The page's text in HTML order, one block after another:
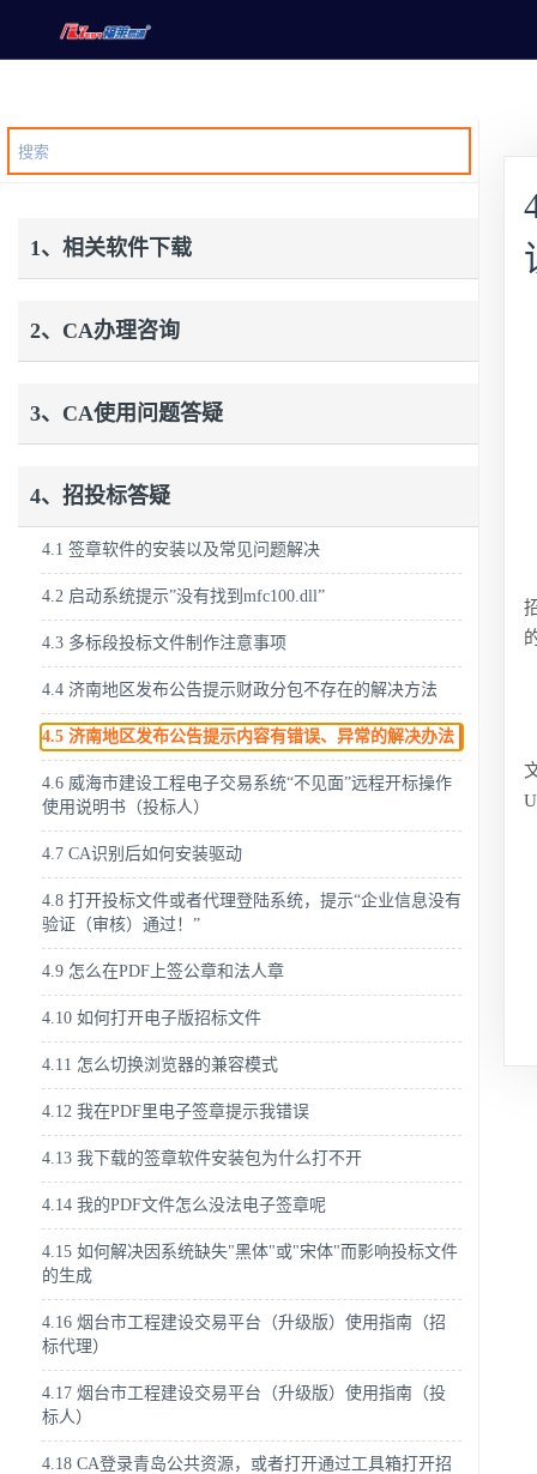
1、相关软件下载
2、CA办理咨询
3、CA使用问题答疑
4、招投标答疑
4.1 签章软件的安装以及常见问题解决
4.2 启动系统提示”没有找到mfc100.dll”
4.3 多标段投标文件制作注意事项
4.4 济南地区发布公告提示财政分包不存在的解决方法
4.5 济南地区发布公告提示内容有错误、异常的解决办法
4.6 威海市建设工程电子交易系统“不见面”远程开标操作
使用说明书（投标人）
4.7 CA识别后如何安装驱动
4.8 打开投标文件或者代理登陆系统，提示“企业信息没有
验证（审核）通过！”
4.9 怎么在PDF上签公章和法人章
4.10 如何打开电子版招标文件
4.11 怎么切换浏览器的兼容模式
4.12 我在PDF里电子签章提示我错误
4.13 我下载的签章软件安装包为什么打不开
4.14 我的PDF文件怎么没法电子签章呢
4.15 如何解决因系统缺失"黑体"或"宋体"而影响投标文件
的生成
4.16 烟台市工程建设交易平台（升级版）使用指南（招
标代理）
4.17 烟台市工程建设交易平台（升级版）使用指南（投
标人）
4.18 CA登录青岛公共资源，或者打开通过工具箱打开招